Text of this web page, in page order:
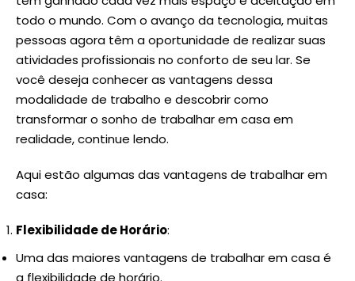
todo o mundo. Com o avanço da tecnologia, muitas
pessoas agora têm a oportunidade de realizar suas
atividades profissionais no conforto de seu lar. Se
você deseja conhecer as vantagens dessa
modalidade de trabalho e descobrir como
transformar o sonho de trabalhar em casa em
realidade, continue lendo.
Aqui estão algumas das vantagens de trabalhar em
casa:
Flexibilidade de Horário:
Uma das maiores vantagens de trabalhar em casa é
a flexibilidade de horário.